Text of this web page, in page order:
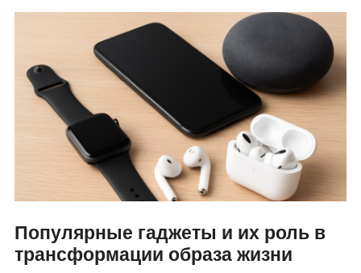
Популярные гаджеты и их роль в
трансформации образа жизни